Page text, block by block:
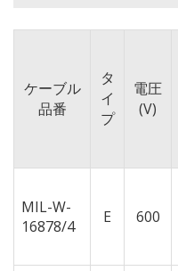
ケーブル
品番
タ
イ
プ
電圧
(V)
MIL-W-
16878/4
E 600